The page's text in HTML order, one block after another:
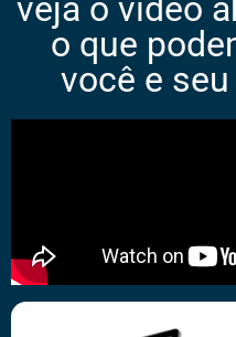
veja o vídeo
o que
você e